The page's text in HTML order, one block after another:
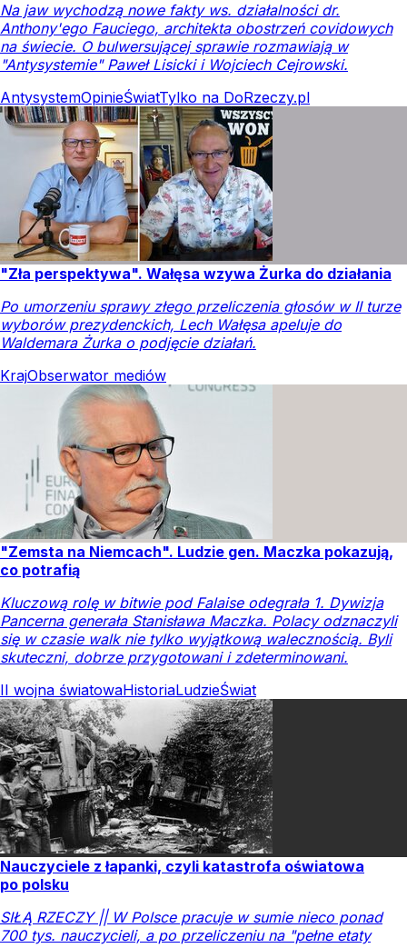
Na jaw wychodzą nowe fakty ws. działalności dr.
Anthony'ego Fauciego, architekta obostrzeń covidowych
na świecie. O bulwersującej sprawie rozmawiają w
"Antysystemie" Paweł Lisicki i Wojciech Cejrowski.
AntysystemOpinieŚwiatTylko na DoRzeczy.pl
"Zła perspektywa". Wałęsa wzywa Żurka do działania
Po umorzeniu sprawy złego przeliczenia głosów w II turze
wyborów prezydenckich, Lech Wałęsa apeluje do
Waldemara Żurka o podjęcie działań.
KrajObserwator mediów
"Zemsta na Niemcach". Ludzie gen. Maczka pokazują,
co potrafią
Kluczową rolę w bitwie pod Falaise odegrała 1. Dywizja
Pancerna generała Stanisława Maczka. Polacy odznaczyli
się w czasie walk nie tylko wyjątkową walecznością. Byli
skuteczni, dobrze przygotowani i zdeterminowani.
II wojna światowaHistoriaLudzieŚwiat
Nauczyciele z łapanki, czyli katastrofa oświatowa
po polsku
SIŁĄ RZECZY || W Polsce pracuje w sumie nieco ponad
700 tys. nauczycieli, a po przeliczeniu na "pełne etaty